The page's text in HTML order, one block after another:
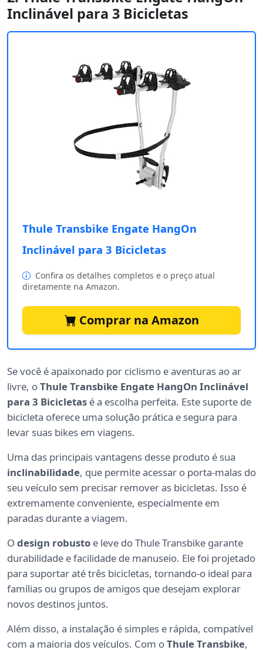
Inclinável para 3 Bicicletas
Thule Transbike Engate HangOn
Inclinável para 3 Bicicletas
Confira os detalhes completos e o preço atual
diretamente na Amazon.
Comprar na Amazon
Se você é apaixonado por ciclismo e aventuras ao ar
livre, oThule Transbike Engate HangOn Inclinável
para 3 Bicicletas é a escolha perfeita. Este suporte de
bicicleta oferece uma solução prática e segura para
levar suas bikes em viagens.
Uma das principais vantagens desse produto é sua
inclinabilidade, que permite acessar o porta-malas do
seu veículo sem precisar remover as bicicletas. Isso é
extremamente conveniente, especialmente em
paradas durante a viagem.
O design robusto e leve do Thule Transbike garante
durabilidade e facilidade de manuseio. Ele foi projetado
para suportar até três bicicletas, tornando-o ideal para
famílias ou grupos de amigos que desejam explorar
novos destinos juntos.
Além disso, a instalação é simples e rápida, compatível
com a maioria dos veículos. Com oThule Transbike,